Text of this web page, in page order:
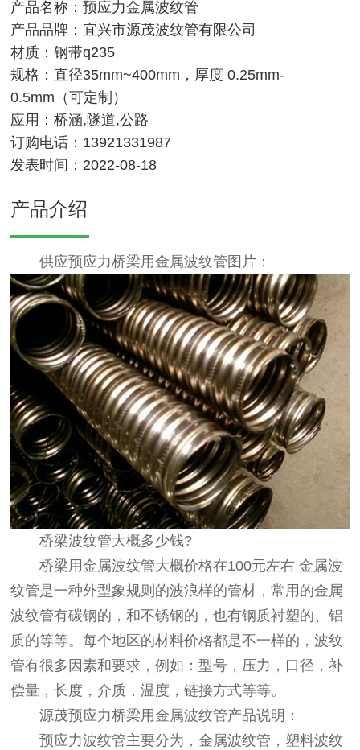
产品名称：预应力金属波纹管
产品品牌：宜兴市源茂波纹管有限公司
材质：钢带q235
规格：直径35mm~400mm，厚度 0.25mm-
0.5mm（可定制）
应用：桥涵,隧道,公路
订购电话：13921331987
发表时间：2022-08-18
产品介绍
供应预应力桥梁用金属波纹管图片：
桥梁波纹管大概多少钱?
桥梁用金属波纹管大概价格在100元左右 金属波
纹管是一种外型象规则的波浪样的管材，常用的金属
波纹管有碳钢的，和不锈钢的，也有钢质衬塑的、铝
质的等等。每个地区的材料价格都是不一样的，波纹
管有很多因素和要求，例如：型号，压力，口径，补
偿量，长度，介质，温度，链接方式等等。
源茂预应力桥梁用金属波纹管产品说明：
预应力波纹管主要分为，金属波纹管，塑料波纹